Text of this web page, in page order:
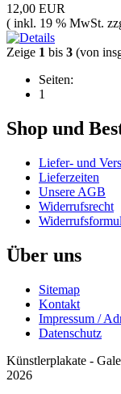
12,00 EUR
( inkl. 19 % MwSt.
Zeige 1 bis 3 (von
Seiten:
1
Shop und
Liefer- und
Lieferzeiten
Unsere AGB
Widerrufsrecht
Über uns
Sitemap
Kontakt
Impressum /
Datenschutz
Künstlerplakate -
2026